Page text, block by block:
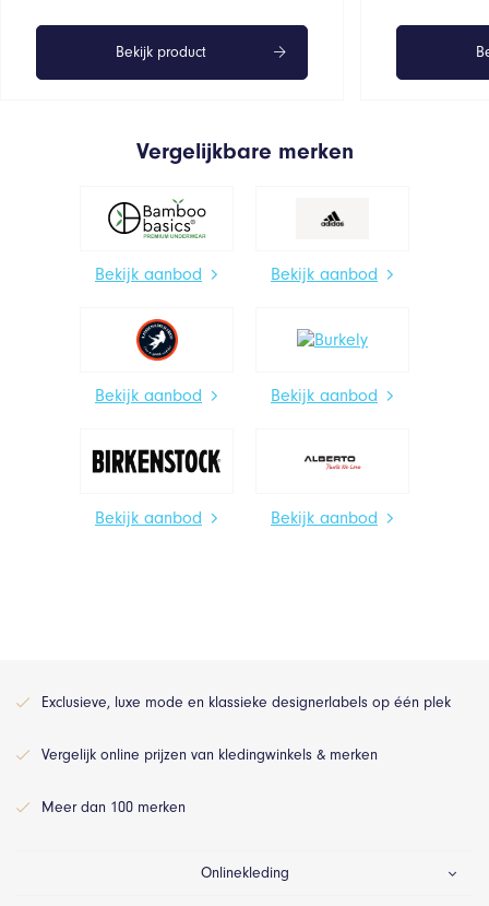
Bekijk product
Vergelijkbare merken
Bekijk aanbod Bekijk aanbod
Bekijk aanbod Bekijk aanbod
Bekijk aanbod Bekijk aanbod
Exclusieve, luxe mode en klassieke designerlabels op één plek
Vergelijk online prijzen van kledingwinkels & merken
Meer dan 100 merken
Onlinekleding